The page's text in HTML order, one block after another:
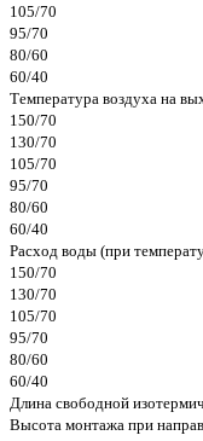
105/70
95/70
80/60
60/40
Температура воздуха на
150/70
130/70
105/70
95/70
80/60
60/40
Расход воды (при
150/70
130/70
105/70
95/70
80/60
60/40
Длина свободной
Высота монтажа при